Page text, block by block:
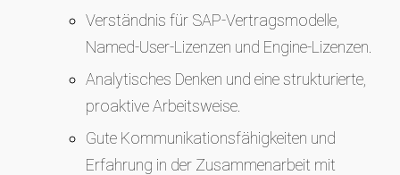
Verständnis für SAP-Vertragsmodelle,
Named-User-Lizenzen und Engine-Lizenzen.
Analytisches Denken und eine strukturierte,
proaktive Arbeitsweise.
Gute Kommunikationsfähigkeiten und
Erfahrung in der Zusammenarbeit mit